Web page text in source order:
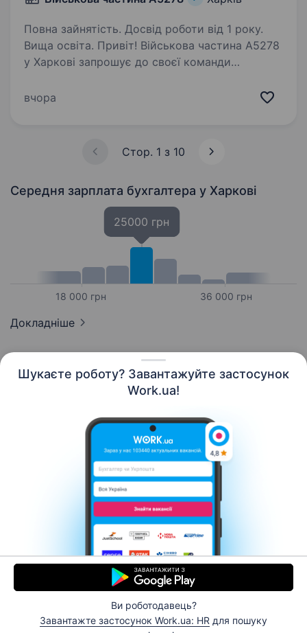
Шукаєте роботу? Завантажуйте застосунок
Work.ua!
Ви роботодавець?
Завантажте застосунок Work.ua: HR для пошуку
Повна зайнятість. Досвід роботи від 1 року.
Вища освіта. Привіт! Військова частина А5278
у Харкові запрошує до своєї команди
казначея. Якщо ти хочеш працювати
вчора
Стор. 1 з 10
Середня зарплата бухгалтера у Харкові
18 000 грн
25000 грн
36 000 грн
Докладніше
Контакти Про нас
Кар’єра
Допомога Умови використання
© 2006–2026 Work.ua. Сервіс пошуку роботи №1 в